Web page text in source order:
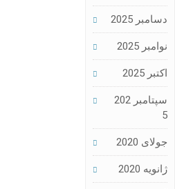
دسامبر 2025
نوامبر 2025
اکتبر 2025
سپتامبر 202
5
جولای 2020
ژانویه 2020